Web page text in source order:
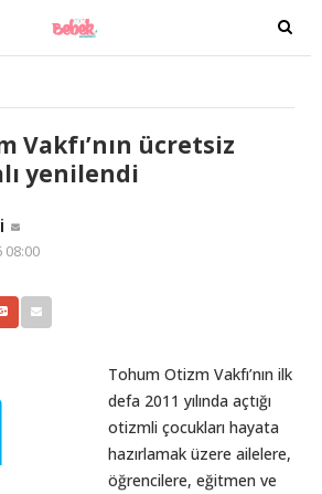
T
o
g
i
n
Vakfı’nın ücretsiz
yenilendi
08:00
Tohum Otizm Vakfı’nın ilk
defa 2011 yılında açtığı
otizmli çocukları hayata
hazırlamak üzere ailelere,
öğrencilere, eğitmen ve